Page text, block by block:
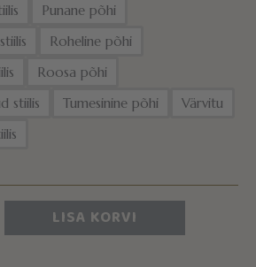
Punane põhi
Roheline põhi
Roosa põhi
stiilis
Tumesinine põhi
Värvitu
LISA KORVI